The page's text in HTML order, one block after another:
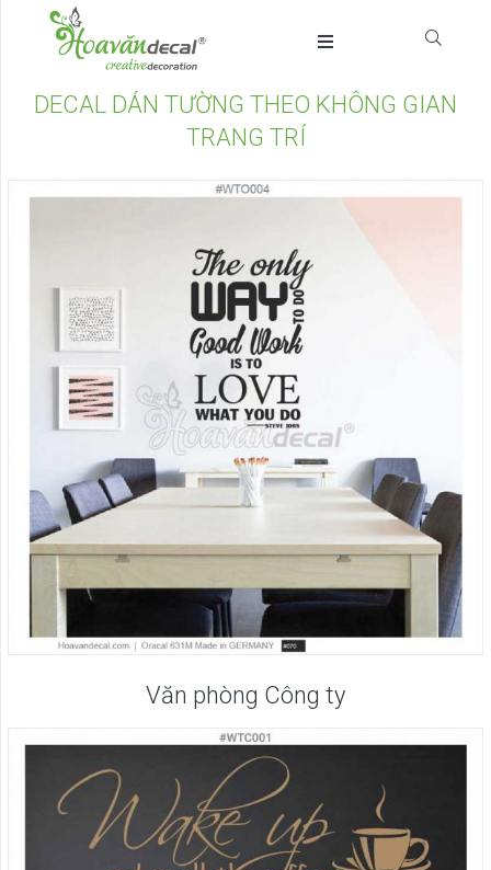
DECAL DÁN TƯỜNG THEO KHÔNG GIAN
TRANG TRÍ
Văn phòng Công ty